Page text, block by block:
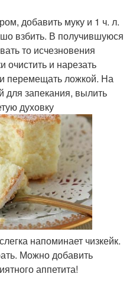
добавить муку и 1 ч. л.
взбить. В получившуюся
то исчезновения
очистить и нарезать
перемещать ложкой. На
для запекания, вылить
духовку
напоминает чизкейк.
Можно добавить
аппетита!